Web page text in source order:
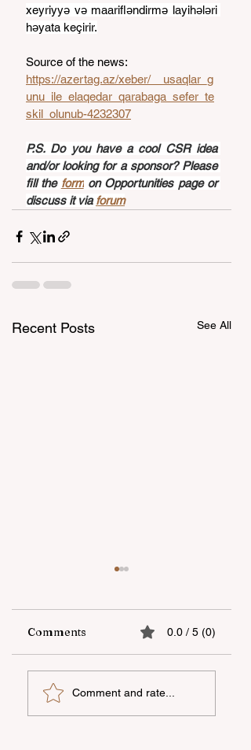
xeyriyyə və maarifləndirmə layihələri
həyata keçirir.
Source of the news:
https://azertag.az/xeber/__usaqlar_g
unu_ile_elaqedar_qarabaga_sefer_te
skil_olunub-4232307
P.S. Do you have a cool CSR idea
and/or looking for a sponsor? Please
fill the form on Opportunities page or
discuss it via forum
Recent Posts See All
“Unicapital
İnvestisiya Şirkəti”
ASC Azərbaycanda
Comments 0.0 / 5 (0)
Comment and rate...